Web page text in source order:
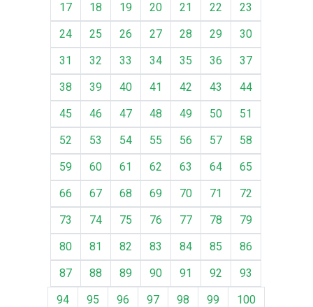
17
18 19 20 21 22
23
24
25 26 27 28 29
30
31
32 33 34 35 36
37
38
39 40 41 42 43
44
45
46 47 48 49 50
51
52
53 54 55 56 57
58
59
60 61 62 63 64
65
66
67 68 69 70 71
72
73
74 75 76 77 78
79
80
81 82 83 84 85
86
87
88 89 90 91 92
93
94
95 96 97 98 99
100